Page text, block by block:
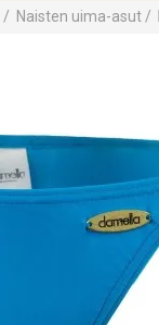
/ Naisten uima-asut /